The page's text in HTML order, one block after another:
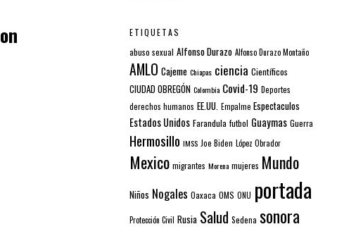
ETIQUETAS
abuso sexual Alfonso Durazo Alfonso Durazo Montaño
AMLO Cajeme Chiapas ciencia Científicos
CIUDAD OBREGÓN Colombia Covid-19 Deportes
derechos humanos EE.UU. Empalme Espectaculos
Estados Unidos Farandula futbol Guaymas Guerra
Hermosillo IMSS Joe Biden López Obrador
Mexico migrantes Morena mujeres Mundo
Niños Nogales Oaxaca OMS ONU portada
Protección Civil Rusia Salud Sedena sonora